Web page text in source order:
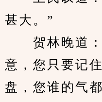
甚大。”
贺林晚道：
意，您只要记
盘，您谁的气